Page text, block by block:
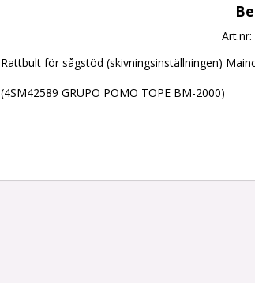
Rattbult för sågstöd (skivningsinställningen)
(4SM42589 GRUPO POMO TOPE BM-2000)